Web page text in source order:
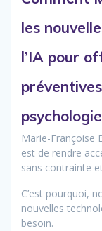
les
l’IA pour
Marie-Françoise
est de rendre
sans contrainte
C’est pourquoi,
nouvelles
besoin.